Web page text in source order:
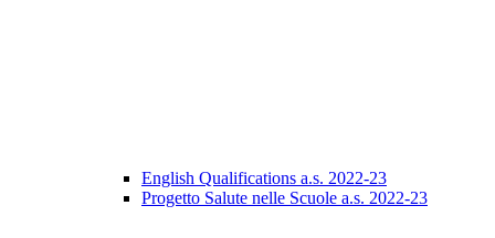
English Qualifications a.s. 2022-23
Progetto Salute nelle Scuole a.s. 2022-23